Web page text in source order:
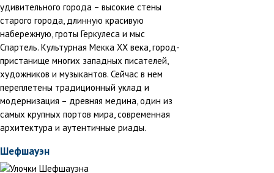
удивительного города – высокие стены
старого города, длинную красивую
набережную, гроты Геркулеса и мыс
Спартель. Культурная Мекка XX века, город-
пристанище многих западных писателей,
художников и музыкантов. Сейчас в нем
переплетены традиционный уклад и
модернизация – древняя медина, один из
самых крупных портов мира, современная
архитектура и аутентичные риады.
Шефшауэн